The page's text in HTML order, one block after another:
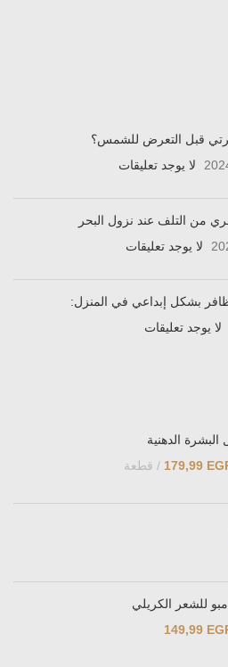
قبل التعرض للشمس؟
لا يوجد تعليقات
من التلف عند نزول البحر
لا يوجد تعليقات
بشكل إبداعي في المنزل:
لا يوجد تعليقات
الدهنية
179,99 قطعة
للشعر الكريلي
149,99